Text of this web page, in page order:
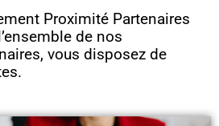
Proximité Partenaires
de nos
vous disposez de